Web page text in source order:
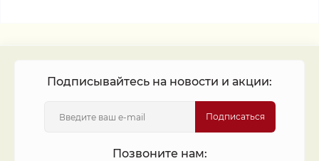
Подписывайтесь на новости и акции:
Подписаться
Позвоните нам: